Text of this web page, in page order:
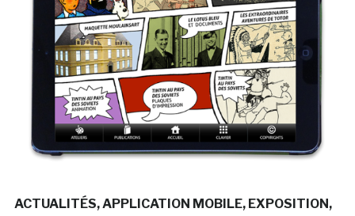
ACTUALITÉS APPLICATION MOBILE EXPOSITION